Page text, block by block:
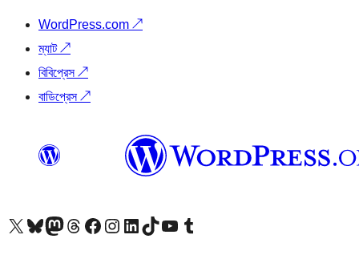
WordPress.com ↗
ম্যাট↗
বিবিপ্রেস↗
বাডিপ্রেস↗
আমাদের X (আগের টুইটার) অ্যাকাউন্টে যানআমাদের Bluesky অ্যাকাউন্টটি দেখুনআমাদের মাস্টোডন অ্যাকাউন্টটি দেখুনআমাদের থ্রেডস অ্যাকাউন্টটি দেখুনআমাদের ফেসবুক পেজ দেখুনআমাদের ইন্সটাগ্রাম অ্যাকাউন্ট দেখুনআমাদের লিঙ্কডইন অ্যাকাউন্টে যানআমাদের TikTok অ্যাকাউন্টটি দেখুনআমাদের ইউটিউব চ্যানেলে যান আমাদের টাম্বলার অ্যাকাউন্ট দেখুন